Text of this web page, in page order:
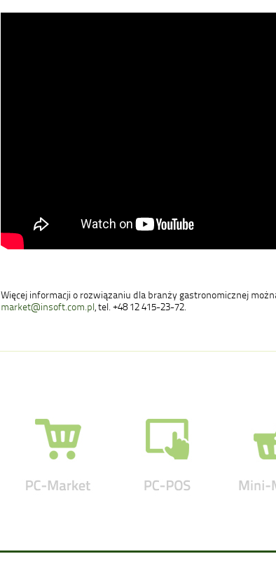
Więcej informacji o rozwiązaniu dla branży gastronomicznej
market@insoft.com.pl , tel. +48 12 415-23-72.